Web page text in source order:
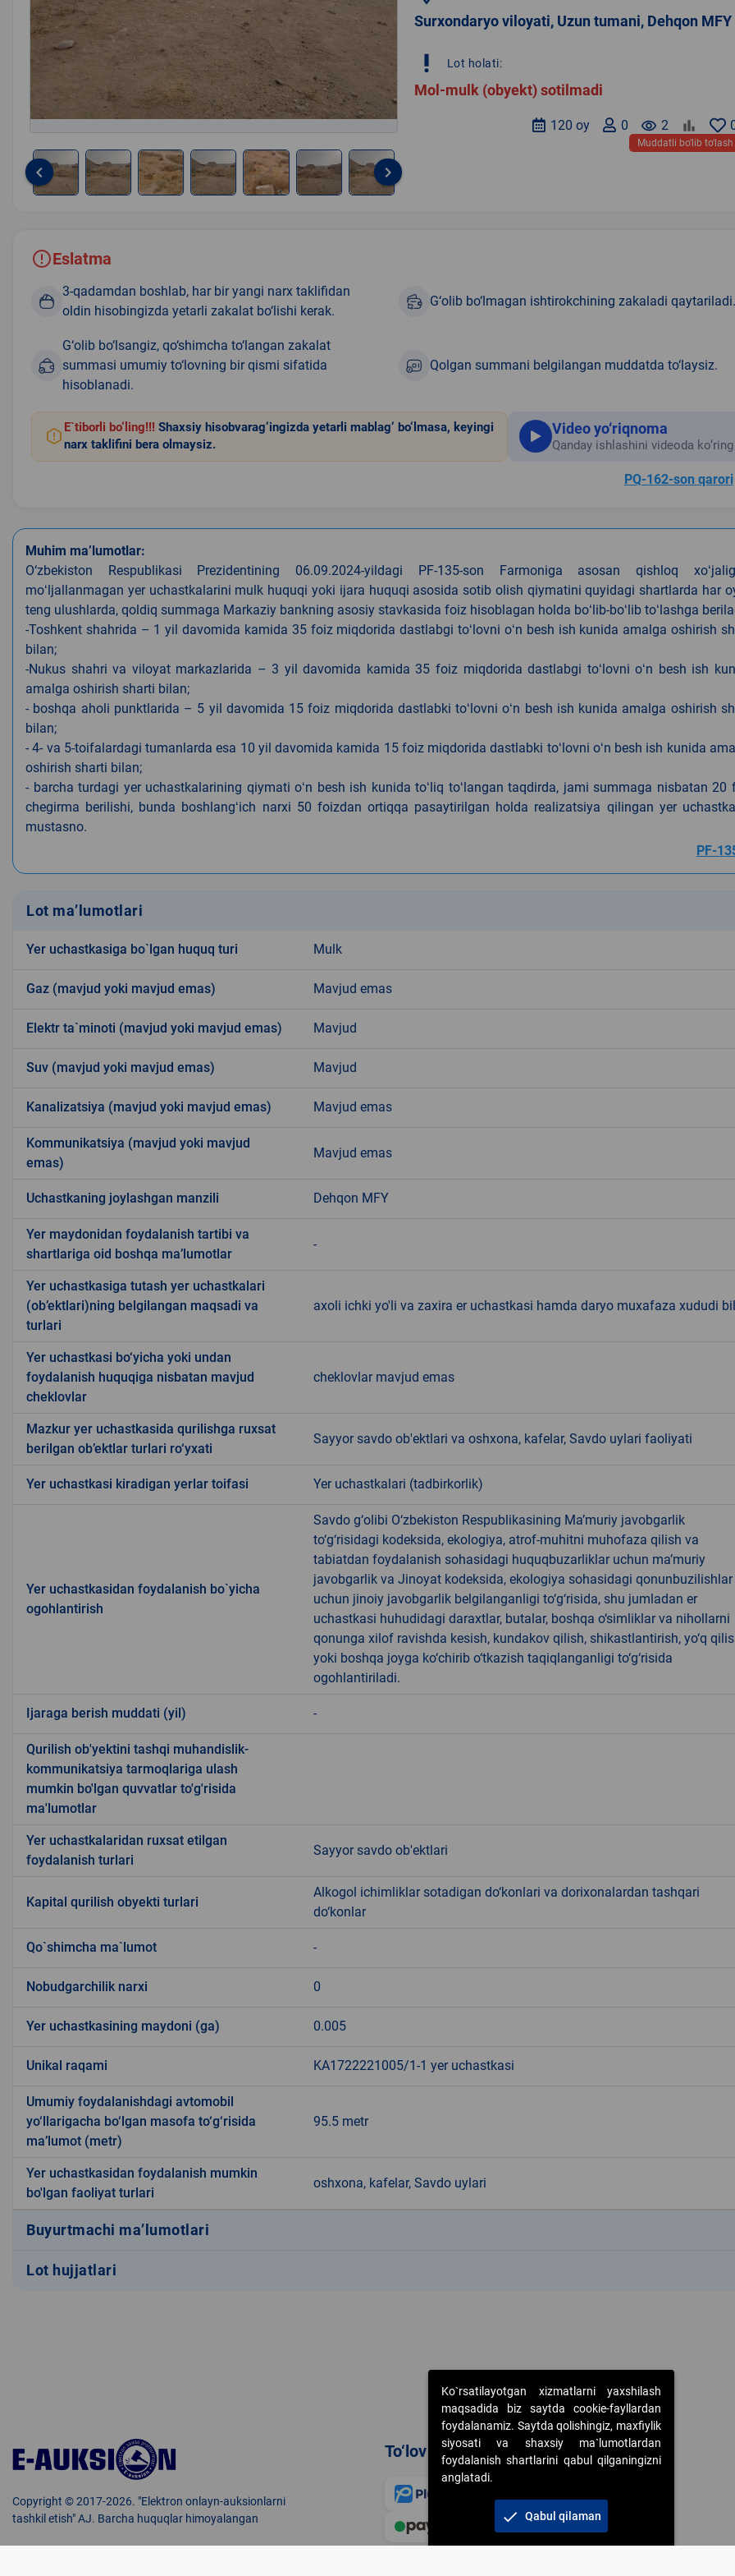
7
keyboard_arrow_left keyboard_arrow_right
Surxondaryo viloyati, Uzun tumani, Dehqon MFY
priority_high Lot holati:
Mol-mulk (obyekt) sotilmadi
remove_red_eye 2
0
120 oy
Muddatli bo‘lib to‘lash
Eslatma
3-qadamdan boshlab, har bir yangi narx taklifidan
oldin hisobingizda yetarli zakalat bo‘lishi kerak.
G‘olib bo‘lmagan ishtirokchining zakaladi qaytariladi.
G‘olib bo‘lsangiz, qo‘shimcha to‘langan zakalat
summasi umumiy to‘lovning bir qismi sifatida
hisoblanadi.
Qolgan summani belgilangan muddatda to‘laysiz.
E`tiborli bo‘ling!!! Shaxsiy hisobvarag‘ingizda yetarli mablag‘ bo‘lmasa, keyingi
narx taklifini bera olmaysiz.
Video yo‘riqnoma
Qanday ishlashini videoda ko‘ring
PQ-162-son qarori
Muhim ma’lumotlar:
O‘zbekiston Respublikasi Prezidentining 06.09.2024-yildagi PF-135-son Farmoniga asosan qishloq
moʻljallanmagan yer uchastkalarini mulk huquqi yoki ijara huquqi asosida sotib olish qiymatini quyidagi shartlarda har
teng ulushlarda, qoldiq summaga Markaziy bankning asosiy stavkasida foiz hisoblagan holda boʻlib-boʻlib toʻlashga
-Toshkent shahrida – 1 yil davomida kamida 35 foiz miqdorida dastlabgi toʻlovni oʻn besh ish kunida amalga oshirish
bilan;
-Nukus shahri va viloyat markazlarida – 3 yil davomida kamida 35 foiz miqdorida dastlabgi toʻlovni oʻn besh ish
amalga oshirish sharti bilan;
- boshqa aholi punktlarida – 5 yil davomida 15 foiz miqdorida dastlabki toʻlovni oʻn besh ish kunida amalga oshirish
bilan;
- 4- va 5-toifalardagi tumanlarda esa 10 yil davomida kamida 15 foiz miqdorida dastlabki toʻlovni oʻn besh ish kunida
oshirish sharti bilan;
- barcha turdagi yer uchastkalarining qiymati oʻn besh ish kunida toʻliq toʻlangan taqdirda, jami summaga nisbatan 20
chegirma berilishi, bunda boshlangʻich narxi 50 foizdan ortiqqa pasaytirilgan holda realizatsiya qilingan yer
mustasno.
PF-
Lot ma’lumotlari
Yer uchastkasiga bo`lgan huquq turi Mulk
Gaz (mavjud yoki mavjud emas) Mavjud emas
Elektr ta`minoti (mavjud yoki mavjud emas) Mavjud
Suv (mavjud yoki mavjud emas) Mavjud
Kanalizatsiya (mavjud yoki mavjud emas) Mavjud emas
Kommunikatsiya (mavjud yoki mavjud
emas)
Mavjud emas
Uchastkaning joylashgan manzili Dehqon MFY
Yer maydonidan foydalanish tartibi va
shartlariga oid boshqa ma’lumotlar
-
Yer uchastkasiga tutash yer uchastkalari
(ob’ektlari)ning belgilangan maqsadi va
turlari
axoli ichki yo'li va zaxira er uchastkasi hamda daryo muxafaza xududi
Yer uchastkasi bo‘yicha yoki undan
foydalanish huquqiga nisbatan mavjud
cheklovlar
cheklovlar mavjud emas
Mazkur yer uchastkasida qurilishga ruxsat
berilgan ob’ektlar turlari ro‘yxati
Sayyor savdo ob'ektlari va oshxona, kafelar, Savdo uylari faoliyati
Yer uchastkasi kiradigan yerlar toifasi Yer uchastkalari (tadbirkorlik)
Yer uchastkasidan foydalanish bo`yicha
ogohlantirish
Savdo g‘olibi O‘zbekiston Respublikasining Ma’muriy javobgarlik
to‘g‘risidagi kodeksida, ekologiya, atrof-muhitni muhofaza qilish va
tabiatdan foydalanish sohasidagi huquqbuzarliklar uchun ma’muriy
javobgarlik va Jinoyat kodeksida, ekologiya sohasidagi qonunbuzilishlar
uchun jinoiy javobgarlik belgilanganligi to‘g‘risida, shu jumladan er
uchastkasi huhudidagi daraxtlar, butalar, boshqa o‘simliklar va nihollarni
qonunga xilof ravishda kesish, kundakov qilish, shikastlantirish, yo‘q
yoki boshqa joyga ko‘chirib o‘tkazish taqiqlanganligi to‘g‘risida
ogohlantiriladi.
Ijaraga berish muddati (yil) -
Qurilish ob'yektini tashqi muhandislik-
kommunikatsiya tarmoqlariga ulash
mumkin bo'lgan quvvatlar to'g'risida
ma'lumotlar
Yer uchastkalaridan ruxsat etilgan
foydalanish turlari
Sayyor savdo ob'ektlari
Kapital qurilish obyekti turlari
Alkogol ichimliklar sotadigan do‘konlari va dorixonalardan tashqari
do‘konlar
Qo`shimcha ma`lumot -
Nobudgarchilik narxi 0
Yer uchastkasining maydoni (ga) 0.005
Unikal raqami KA1722221005/1-1 yer uchastkasi
Umumiy foydalanishdagi avtomobil
yo‘llarigacha bo‘lgan masofa to‘g‘risida
ma’lumot (metr)
95.5 metr
Yer uchastkasidan foydalanish mumkin
bo'lgan faoliyat turlari
oshxona, kafelar, Savdo uylari
Buyurtmachi ma’lumotlari
Lot hujjatlari
Copyright © 2017-2026. "Elektron onlayn-auksionlarni
tashkil etish" AJ. Barcha huquqlar himoyalangan
To‘lov usullari
Ko`rsatilayotgan xizmatlarni yaxshilash
maqsadida biz saytda cookie-fayllardan
foydalanamiz. Saytda qolishingiz, maxfiylik
siyosati va shaxsiy ma`lumotlardan
foydalanish shartlarini qabul qilganingizni
anglatadi.
check Qabul qilaman